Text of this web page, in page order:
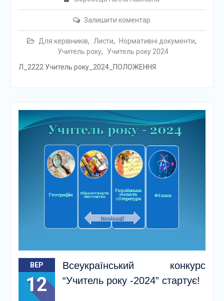
Залишити коментар
Для керівників, Листи, Нормативні документи,
Учитель року,
Учитель року 2024
Л_2222 Учитель року_2024_ПОЛОЖЕННЯ
ВЕР
12
Всеукраїнський конкурс
“Учитель року -2024” стартує!